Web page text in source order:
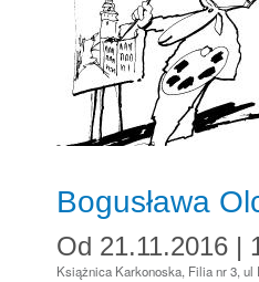
Bogusława
Od 21.11.2016 |
Książnica Karkonoska, Filia nr 3, ul